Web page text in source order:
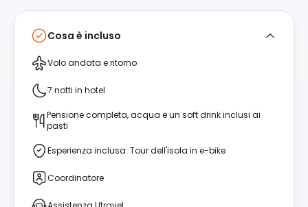
Cosa è incluso
Volo andata e ritorno
7 notti in hotel
Pensione completa, acqua e un soft drink inclusi ai
pasti
Esperienza inclusa: Tour dell'isola in e-bike
Coordinatore